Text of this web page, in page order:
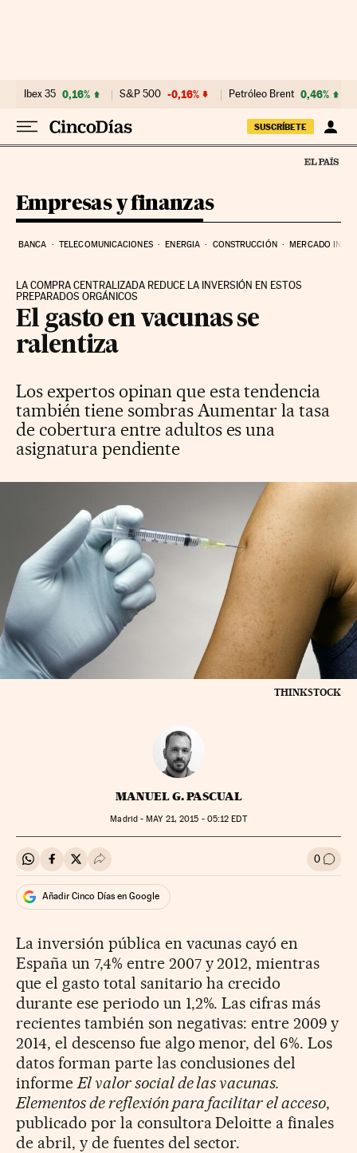
Ibex 35 0,16% S&P 500 -0,16% Petróleo Brent 0,46%
SUSCRÍBETE
Empresas y finanzas
BANCA TELECOMUNICACIONES ENERGIA CONSTRUCCIÓN MERCADO
LA COMPRA CENTRALIZADA REDUCE LA INVERSIÓN EN ESTOS
PREPARADOS ORGÁNICOS
El gasto en vacunas se
ralentiza
Los expertos opinan que esta tendencia
también tiene sombras Aumentar la tasa
de cobertura entre adultos es una
asignatura pendiente
THINKSTOCK
MANUEL G. PASCUAL
Madrid -MAY21, 2015 - 05:12 EDT
Compartir en Whatsapp
Compartir en Facebook
Compartir en Twitter
Desplegar Redes Sociales 0 Ir a
Añadir Cinco Días en Google
La inversión pública en vacunas cayó en
España un 7,4% entre 2007 y 2012, mientras
que el gasto total sanitario ha crecido
durante ese periodo un 1,2%. Las cifras más
recientes también son negativas: entre 2009 y
2014, el descenso fue algo menor, del 6%. Los
datos forman parte las conclusiones del
informe El valor social de las vacunas.
Elementos de reflexión para facilitar el acceso,
publicado por la consultora Deloitte a finales
de abril, y de fuentes del sector.